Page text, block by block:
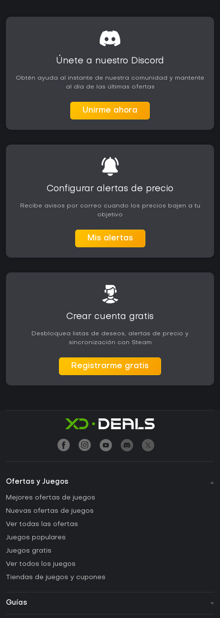
Únete a nuestro Discord
Obtén ayuda al instante de nuestra comunidad y mantente
al día de las últimas ofertas
Unirme ahora
Configurar alertas de precio
Recibe avisos por correo cuando los precios bajen a tu
objetivo
Mis alertas
Crear cuenta gratis
Desbloquea listas de deseos, alertas de precio y
sincronización con Steam
Registrarme gratis
Ofertas y Juegos
Mejores ofertas de juegos
Nuevas ofertas de juegos
Ver todas las ofertas
Juegos populares
Juegos gratis
Ver todos los juegos
Tiendas de juegos y cupones
Guías